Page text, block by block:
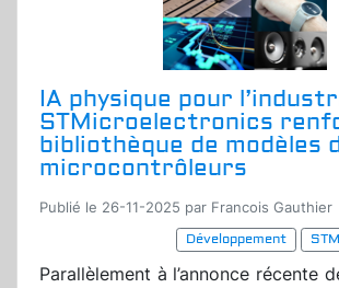
IA physique pour
STMicroelectronics
bibliothèque de modèles
microcontrôleurs
Publié le 26-11-2025 par Francois Gauthier
Développement
Parallèlement à l’annonce récente